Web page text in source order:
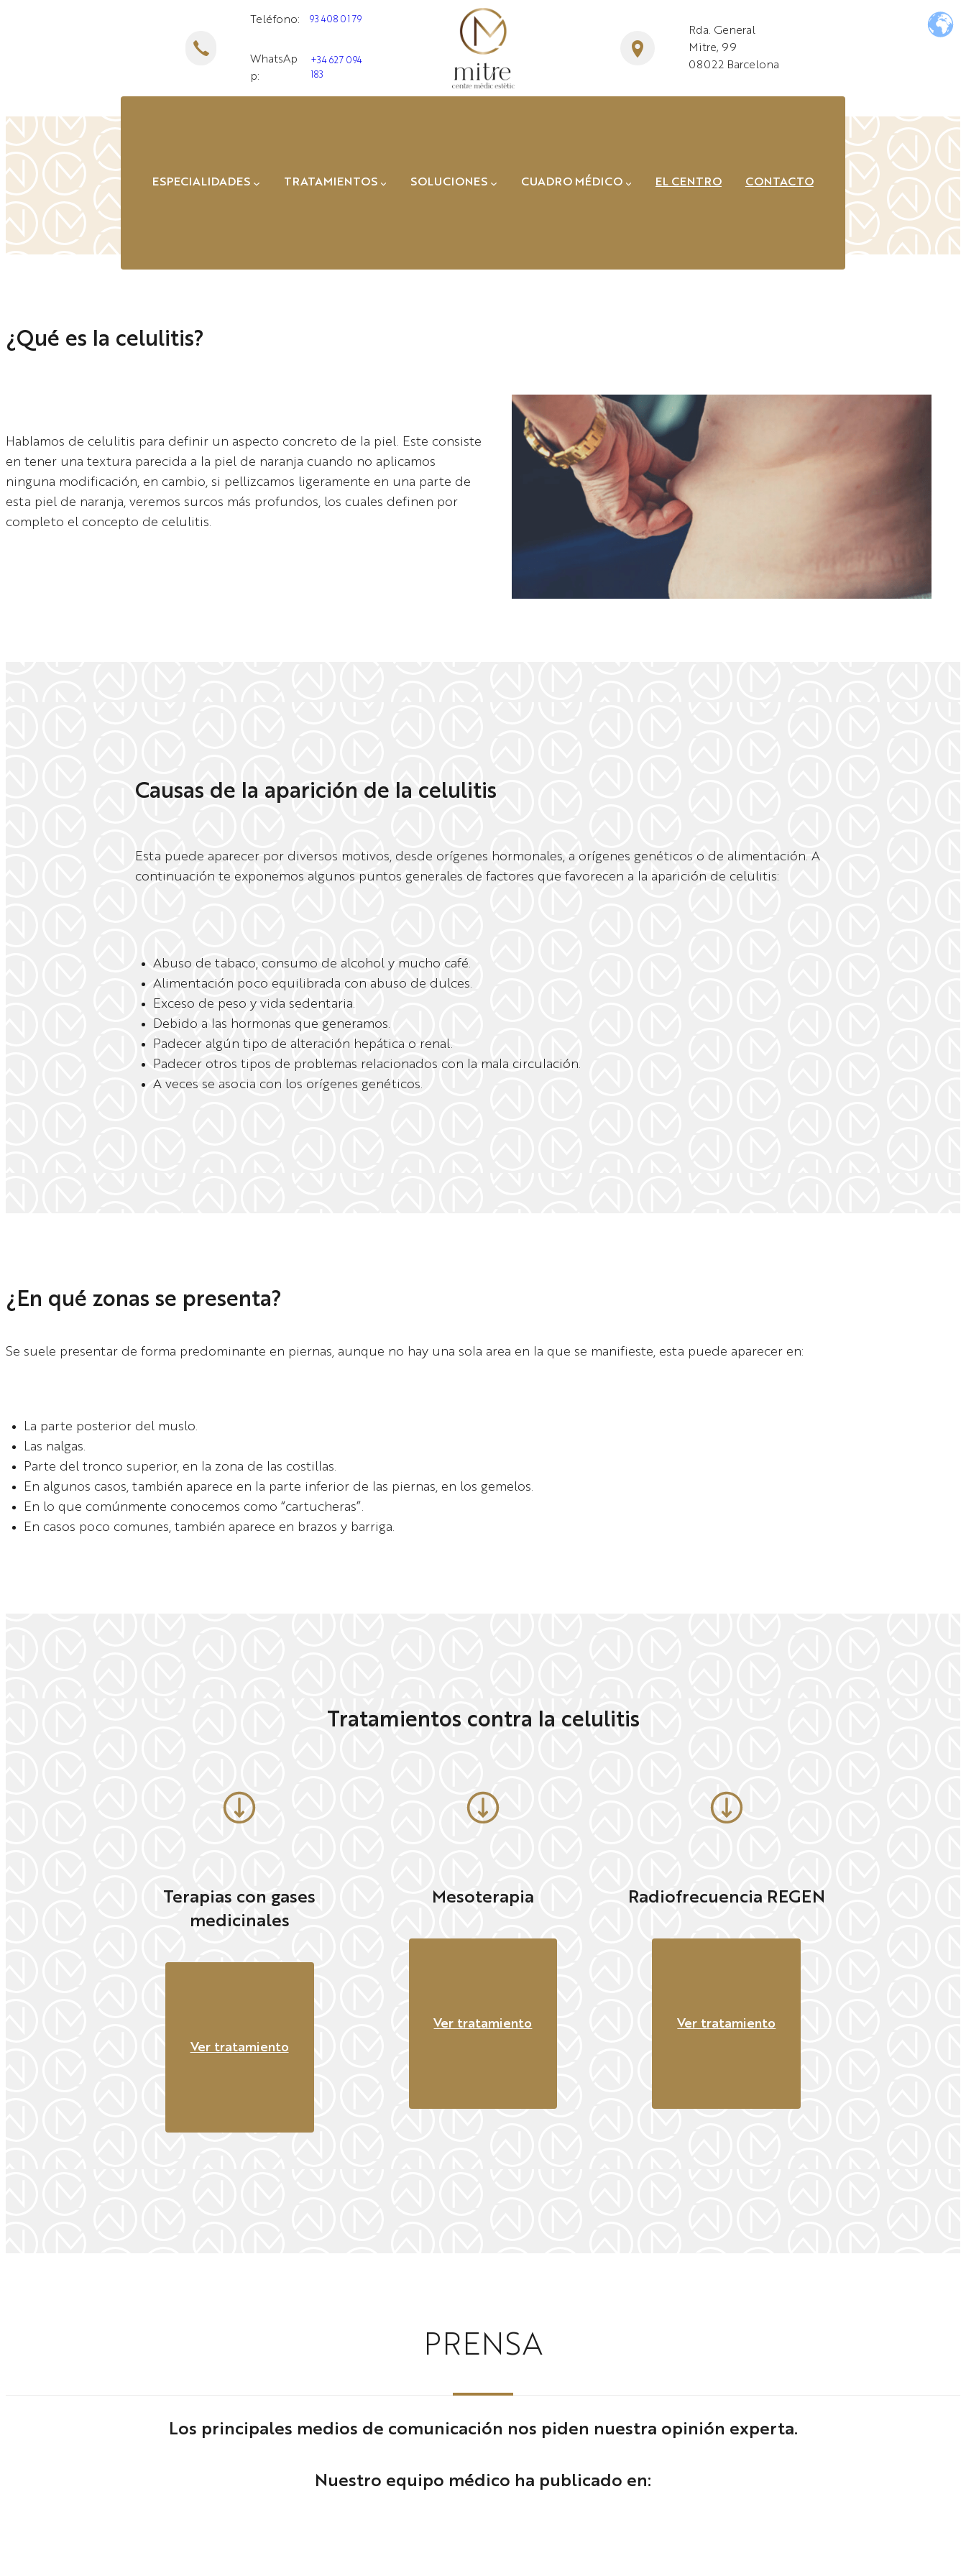
Teléfono: 93 408 01 79
WhatsAp
p:
+34 627 094
183
Rda. General
Mitre, 99
08022 Barcelona
ESPECIALIDADES TRATAMIENTOS SOLUCIONES CUADRO MÉDICO
Dr. Enric
EL CENTRO CONTACTO
¿Qué es la celulitis?
Hablamos de celulitis para definir un aspecto concreto de la piel. Este consiste
en tener una textura parecida a la piel de naranja cuando no aplicamos
ninguna modificación, en cambio, si pellizcamos ligeramente en una parte de
esta piel de naranja, veremos surcos más profundos, los cuales definen por
completo el concepto de celulitis.
Causas de la aparición de la celulitis
Esta puede aparecer por diversos motivos, desde orígenes hormonales, a orígenes genéticos o de alimentación. A
continuación te exponemos algunos puntos generales de factores que favorecen a la aparición de celulitis:
Abuso de tabaco, consumo de alcohol y mucho café.
Alimentación poco equilibrada con abuso de dulces.
Exceso de peso y vida sedentaria.
Debido a las hormonas que generamos.
Padecer algún tipo de alteración hepática o renal.
Padecer otros tipos de problemas relacionados con la mala circulación.
A veces se asocia con los orígenes genéticos.
¿En qué zonas se presenta?
Se suele presentar de forma predominante en piernas, aunque no hay una sola area en la que se manifieste, esta puede aparecer en:
La parte posterior del muslo.
Las nalgas.
Parte del tronco superior, en la zona de las costillas.
En algunos casos, también aparece en la parte inferior de las piernas, en los gemelos.
En lo que comúnmente conocemos como “cartucheras”.
En casos poco comunes, también aparece en brazos y barriga.
Tratamientos contra la celulitis
Terapias con gases
medicinales
Ver tratamiento
Mesoterapia
Ver tratamiento
Radiofrecuencia REGEN
Ver tratamiento
PRENSA
Los principales medios de comunicación nos piden nuestra opinión experta.
Nuestro equipo médico ha publicado en: